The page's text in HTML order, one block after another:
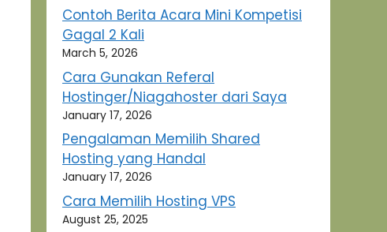
Contoh Berita Acara Mini Kompetisi
Gagal 2 Kali
March 5, 2026
Cara Gunakan Referal
Hostinger/Niagahoster dari Saya
January 17, 2026
Pengalaman Memilih Shared
Hosting yang Handal
January 17, 2026
Cara Memilih Hosting VPS
August 25, 2025